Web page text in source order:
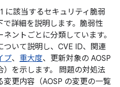
該当するセキュリティ脆弱
詳細を説明します。脆弱性
ントごとに分類しています。
いて説明し、CVE ID、関連
プ、 重大度、更新対象の AOSP
を示します。 問題の対処法
変更内容（AOSP の変更の一覧